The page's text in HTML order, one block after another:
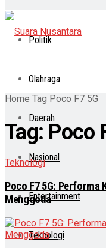
Politik
Olahraga
Daerah
Nasional
Entertainment
Teknologi
Home Tag Poco F7 5G
Tag: Poco
Teknologi
Poco F7 5G: Performa
Menggoda